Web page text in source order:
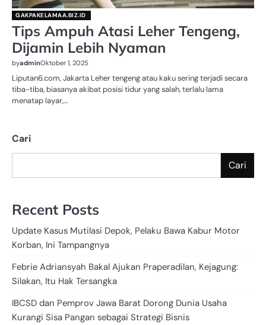
GAKPAKELAMAA.BIZ.ID
Tips Ampuh Atasi Leher Tengeng,
Dijamin Lebih Nyaman
byadminOktober 1, 2025
Liputan6.com, Jakarta Leher tengeng atau kaku sering terjadi secara
tiba-tiba, biasanya akibat posisi tidur yang salah, terlalu lama
menatap layar,…
Cari
Cari
Recent Posts
Update Kasus Mutilasi Depok, Pelaku Bawa Kabur Motor
Korban, Ini Tampangnya
Febrie Adriansyah Bakal Ajukan Praperadilan, Kejagung:
Silakan, Itu Hak Tersangka
IBCSD dan Pemprov Jawa Barat Dorong Dunia Usaha
Kurangi Sisa Pangan sebagai Strategi Bisnis